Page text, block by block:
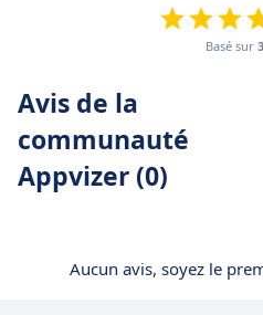
Basé sur
Avis de la
communauté
Appvizer (0)
Aucun avis, soyez le